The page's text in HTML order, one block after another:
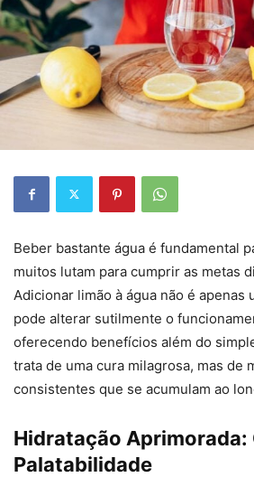
Beber bastante água é fundamental
muitos lutam para cumprir as metas
Adicionar limão à água não é apenas
pode alterar sutilmente o
oferecendo benefícios além do
trata de uma cura milagrosa, mas de
consistentes que se acumulam ao
Hidratação Aprimorada:
Palatabilidade